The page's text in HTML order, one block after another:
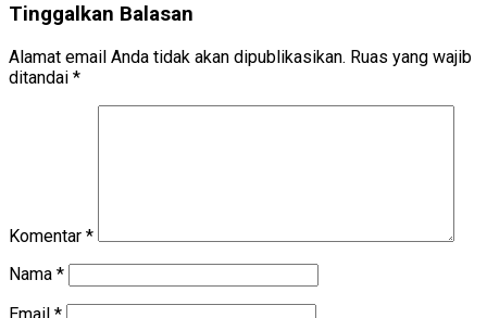
Tinggalkan Balasan
Alamat email Anda tidak akan dipublikasikan. Ruas yang wajib
ditandai *
Komentar *
Nama *
Email *